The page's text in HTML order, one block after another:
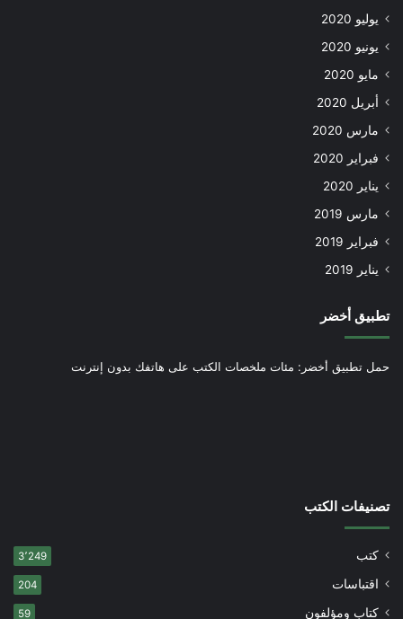
يوليو 2020
يونيو 2020
مايو 2020
أبريل 2020
مارس 2020
فبراير 2020
يناير 2020
مارس 2019
فبراير 2019
يناير 2019
تطبيق أخضر
حمل تطبيق أخضر: مئات ملخصات الكتب على هاتفك بدون إنترنت
تصنيفات الكتب
كتب 3٬249
اقتباسات 204
كتاب ومؤلفون 59